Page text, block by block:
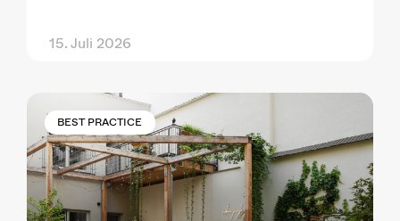
15. Juli 2026
BEST PRACTICE